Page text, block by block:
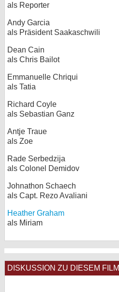
als Reporter
Andy Garcia
als Präsident Saakaschwili
Dean Cain
als Chris Bailot
Emmanuelle Chriqui
als Tatia
Richard Coyle
als Sebastian Ganz
Antje Traue
als Zoe
Rade Serbedzija
als Colonel Demidov
Johnathon Schaech
als Capt. Rezo Avaliani
Heather Graham
als Miriam
DISKUSSION ZU DIESEM FILM